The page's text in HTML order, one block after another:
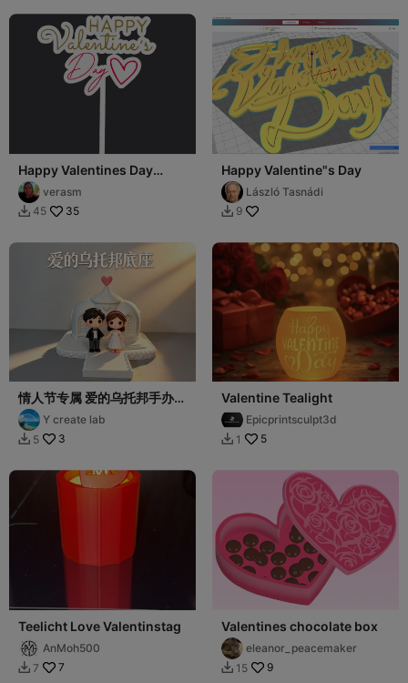
Happy Valentines Day
Topperverasm
 45 35
Happy Valentine"s Day
László Tasnádi
 9
情人节专属 爱的乌托邦手办底
座
Y create lab
 5 3
Valentine Tealight
Epicprintsculpt3d
 1 5
Teelicht Love Valentinstag
AnMoh500
 7 7
Valentines chocolate box
eleanor_peacemaker
 15 9